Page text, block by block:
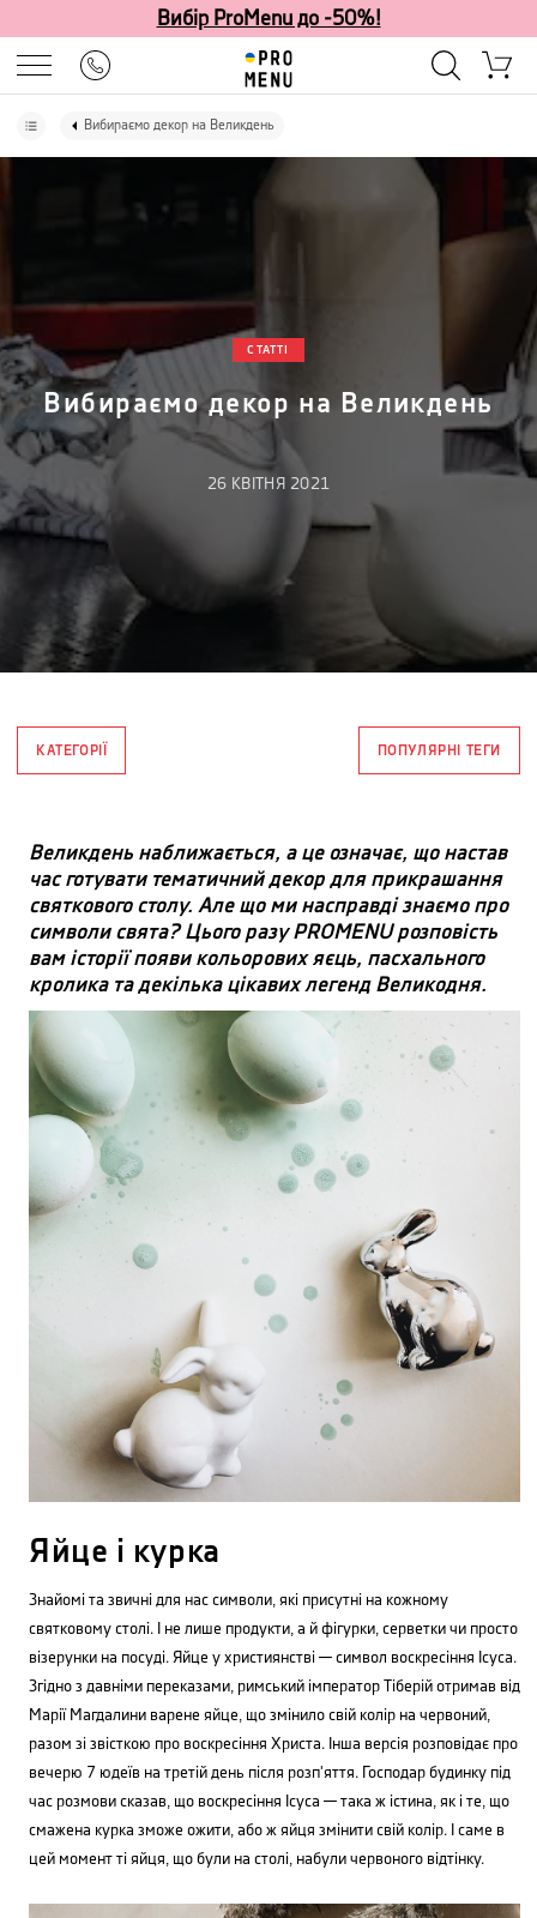
Вибір ProMenu до -50%!
Вибираємо декор на Великдень
СТАТТІ
Вибираємо декор на Великдень
26 КВІТНЯ 2021
КАТЕГОРІЇ ПОПУЛЯРНІ ТЕГИ
Великдень наближається, а це означає, що настав
час готувати тематичний декор для прикрашання
святкового столу. Але що ми насправді знаємо про
символи свята? Цього разу PROMENU розповість
вам історії появи кольорових яєць, пасхального
кролика та декілька цікавих легенд Великодня.
Яйце і курка
Знайомі та звичні для нас символи, які присутні на кожному
святковому столі. І не лише продукти, а й фігурки, серветки чи просто
візерунки на посуді. Яйце у християнстві — символ воскресіння Ісуса.
Згідно з давніми переказами, римський імператор Тіберій отримав від
Марії Магдалини варене яйце, що змінило свій колір на червоний,
разом зі звісткою про воскресіння Христа. Інша версія розповідає про
вечерю 7 юдеїв на третій день після розп'яття. Господар будинку під
час розмови сказав, що воскресіння Ісуса — така ж істина, як і те, що
смажена курка зможе ожити, або ж яйця змінити свій колір. І саме в
цей момент ті яйця, що були на столі, набули червоного відтінку.